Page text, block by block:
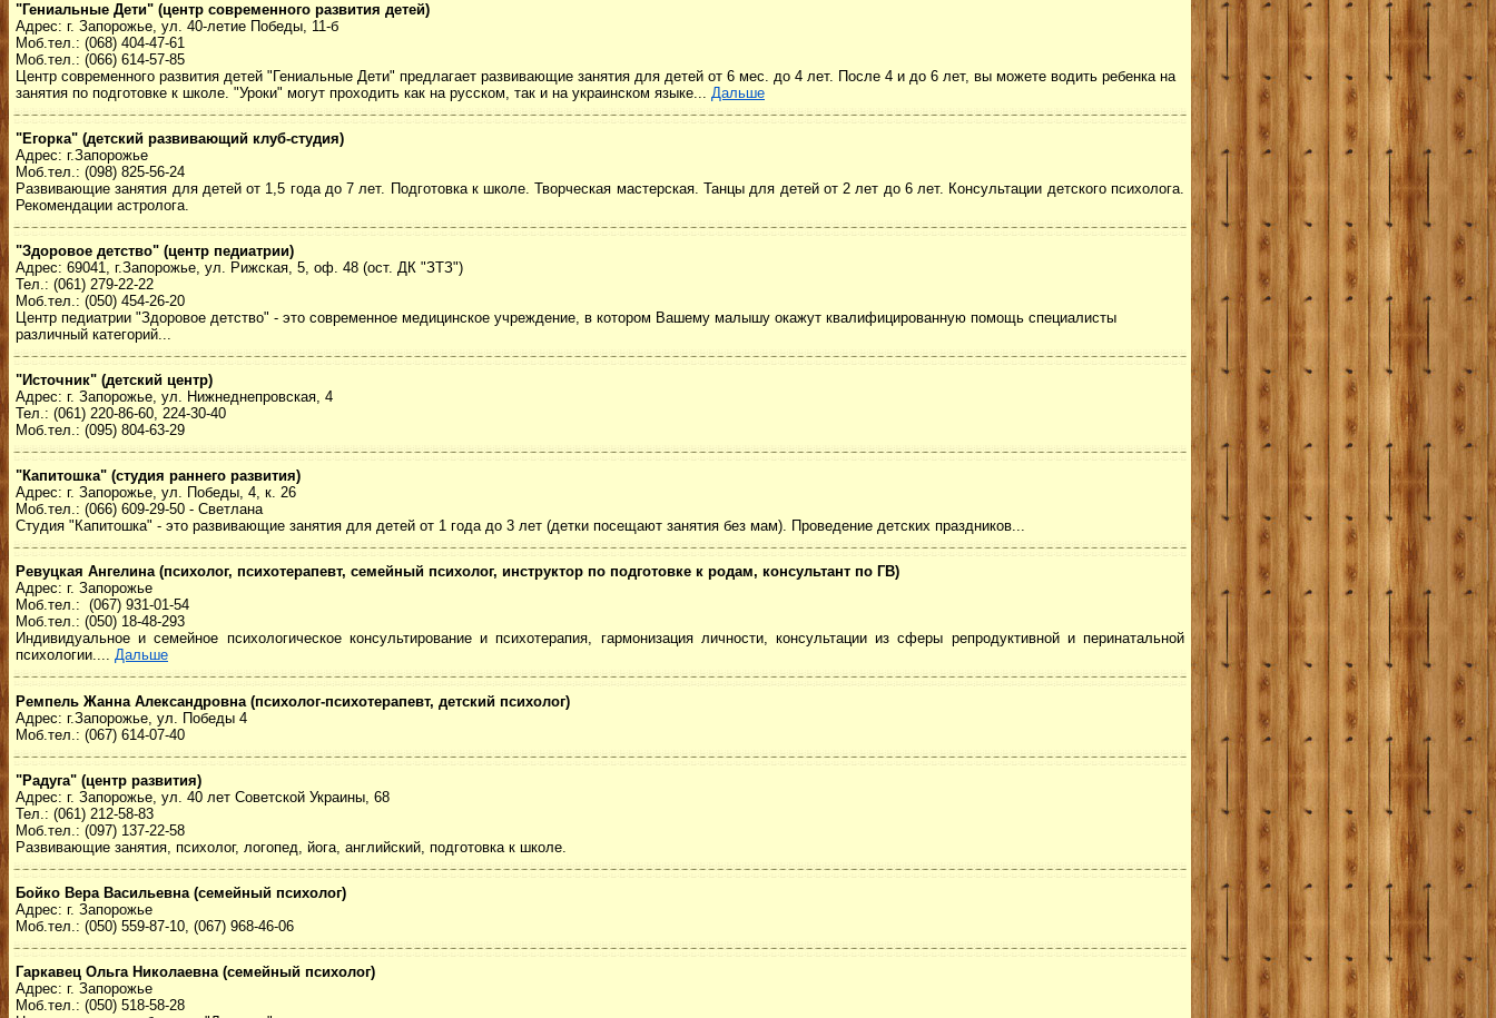
"Гениальные Дети" (центр современного развития детей)
Адрес: г. Запорожье, ул. 40-летие Победы, 11-б
Моб.тел.: (068) 404-47-61
Моб.тел.: (066) 614-57-85
Центр современного развития детей "Гениальные Дети" предлагает развивающие занятия для детей от 6 мес. до 4 лет. После 4 и до 6 лет, вы можете водить ребенка на
занятия по подготовке к школе. "Уроки" могут проходить как на русском, так и на украинском языке... Дальше
"Егорка" (детский развивающий клуб-студия)
Адрес: г.Запорожье
Моб.тел.: (098) 825-56-24
Развивающие занятия для детей от 1,5 года до 7 лет. Подготовка к школе. Творческая мастерская. Танцы для детей от 2 лет до 6 лет. Консультации детского психолога.
Рекомендации астролога.
"Здоровое детство" (центр педиатрии)
Адрес: 69041, г.Запорожье, ул. Рижская, 5, оф. 48 (ост. ДК "ЗТЗ")
Тел.: (061) 279-22-22
Моб.тел.: (050) 454-26-20
Центр педиатрии "Здоровое детство" - это современное медицинское учреждение, в котором Вашему малышу окажут квалифицированную помощь специалисты
различный категорий...
"Источник" (детский центр)
Адрес: г. Запорожье, ул. Нижнеднепровская, 4
Тел.: (061) 220-86-60, 224-30-40
Моб.тел.: (095) 804-63-29
"Капитошка" (студия раннего развития)
Адрес: г. Запорожье, ул. Победы, 4, к. 26
Моб.тел.: (066) 609-29-50 - Светлана
Студия "Капитошка" - это развивающие занятия для детей от 1 года до 3 лет (детки посещают занятия без мам). Проведение детских праздников...
Ревуцкая Ангелина (психолог, психотерапевт, семейный психолог, инструктор по подготовке к родам, консультант по ГВ)
Адрес: г. Запорожье
Моб.тел.: (067) 931-01-54
Моб.тел.: (050) 18-48-293
Индивидуальное и семейное психологическое консультирование и психотерапия, гармонизация личности, консультации из сферы репродуктивной и перинатальной
психологии.... Дальше
Ремпель Жанна Александровна (психолог-психотерапевт, детский психолог)
Адрес: г.Запорожье, ул. Победы 4
Моб.тел.: (067) 614-07-40
"Радуга" (центр развития)
Адрес: г. Запорожье, ул. 40 лет Советской Украины, 68
Тел.: (061) 212-58-83
Моб.тел.: (097) 137-22-58
Развивающие занятия, психолог, логопед, йога, английский, подготовка к школе.
Бойко Вера Васильевна (семейный психолог)
Адрес: г. Запорожье
Моб.тел.: (050) 559-87-10, (067) 968-46-06
Гаркавец Ольга Николаевна (семейный психолог)
Адрес: г. Запорожье
Моб.тел.: (050) 518-58-28